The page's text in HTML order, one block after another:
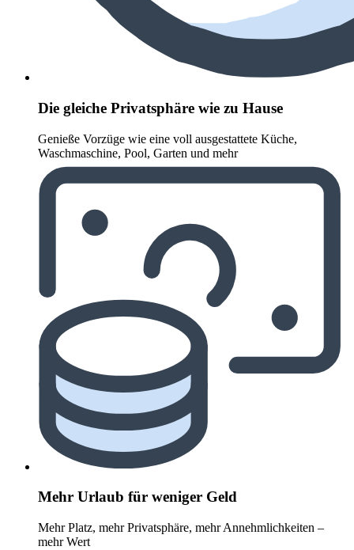
Die gleiche Privatsphäre wie zu Hause
Genieße Vorzüge wie eine voll ausgestattete Küche,
Waschmaschine, Pool, Garten und mehr
Mehr Urlaub für weniger Geld
Mehr Platz, mehr Privatsphäre, mehr Annehmlichkeiten –
mehr Wert